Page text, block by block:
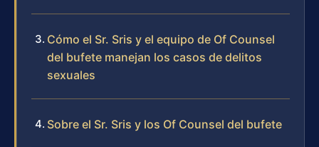
Cómo el Sr. Sris y el equipo de Of Counsel
del bufete manejan los casos de delitos
sexuales
Sobre el Sr. Sris y los Of Counsel del bufete